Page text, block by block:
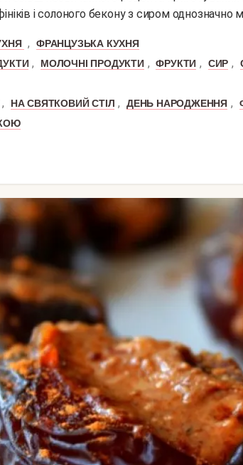
і солоного бекону з сиром однозначно
,
ФРАНЦУЗЬКА КУХНЯ
, МОЛОЧНІ ПРОДУКТИ , ФРУКТИ , СИР ,
, НА СВЯТКОВИЙ СТІЛ , ДЕНЬ НАРОДЖЕННЯ ,